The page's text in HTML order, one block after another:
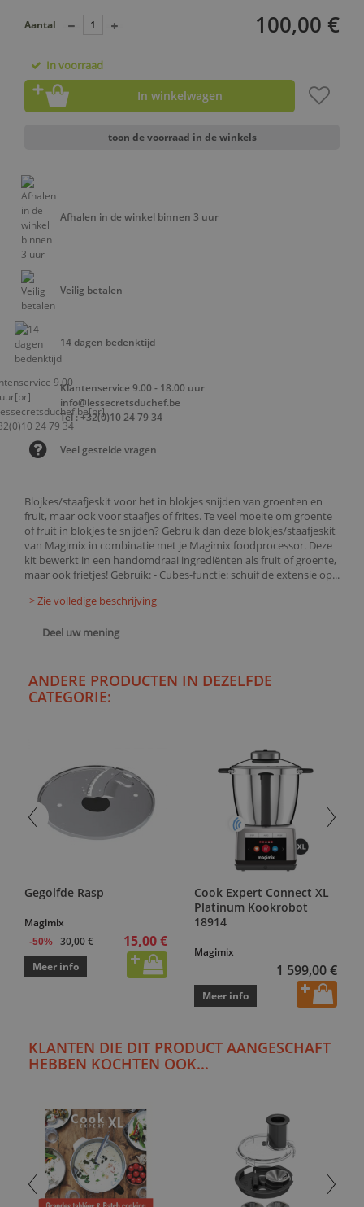
Blojkes/staafjeskit voor het in blokjes snijden van groenten en
fruit, maar ook voor staafjes of frites. Te veel moeite om groente
of fruit in blokjes te snijden? Gebruik dan deze blokjes/staafjeskit
van Magimix in combinatie met je Magimix foodprocessor. Deze
kit bewerkt in een handomdraai ingrediënten als fruit of groente,
maar ook frietjes! Gebruik: - Cubes-functie: schuif de extensie op...
> Zie volledige beschrijving
Deel uw mening
100,00 €
Aantal
In voorraad
In winkelwagen
toon de voorraad in de winkels
Afhalen in de winkel binnen 3 uur
Veilig betalen
14 dagen bedenktijd
Klantenservice 9.00 - 18.00 uur
info@lessecretsduchef.be
Tel : +32(0)10 24 79 34
Veel gestelde vragen
ANDERE PRODUCTEN IN DEZELFDE
CATEGORIE:
Gegolfde Rasp
Magimix
-50% 30,00 € 15,00 €
Meer info
Cook Expert Connect XL
Platinum Kookrobot
18914
Magimix
1 599,00 €
Meer info
KLANTEN DIE DIT PRODUCT AANGESCHAFT
HEBBEN KOCHTEN OOK...